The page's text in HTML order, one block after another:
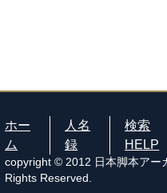
ホー
ム
人名
録
検索
HELP
copyright © 2012 日本脚本アー
Rights Reserved.